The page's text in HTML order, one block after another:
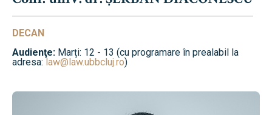
DECAN
Audienţe: Marți: 12 - 13 (cu programare în prealabil la
adresa:law@law.ubbcluj.ro)